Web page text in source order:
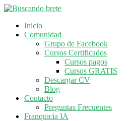
Inicio
Comunidad
Grupo de Facebook
Cursos Certificados
Cursos pagos
Cursos GRATIS
Descargar CV
Blog
Contacto
Preguntas Frecuentes
Franquicia IA